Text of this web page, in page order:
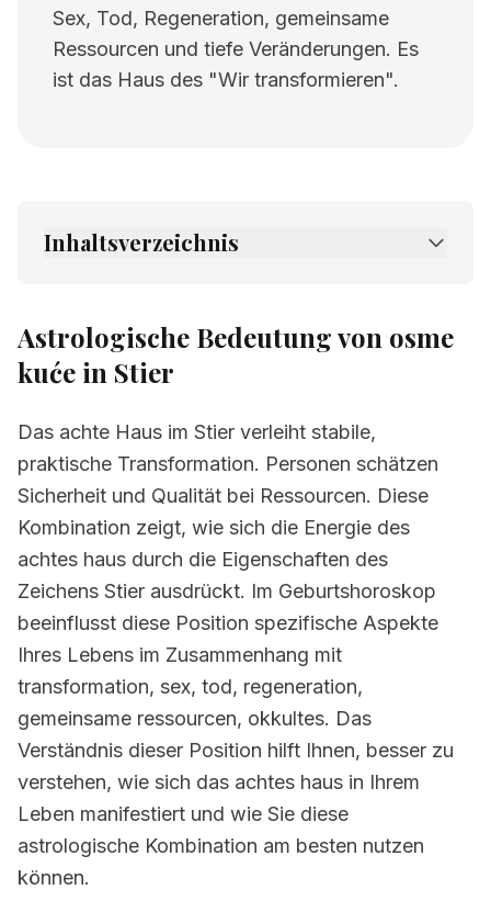
Sex, Tod, Regeneration, gemeinsame
Ressourcen und tiefe Veränderungen. Es
ist das Haus des "Wir transformieren".
Inhaltsverzeichnis
2. Verwandte Seiten
Astrologische Bedeutung von osme
kuće in Stier
Das achte Haus im Stier verleiht stabile,
praktische Transformation. Personen schätzen
Sicherheit und Qualität bei Ressourcen. Diese
Kombination zeigt, wie sich die Energie des
achtes haus durch die Eigenschaften des
Zeichens Stier ausdrückt. Im Geburtshoroskop
beeinflusst diese Position spezifische Aspekte
Ihres Lebens im Zusammenhang mit
transformation, sex, tod, regeneration,
gemeinsame ressourcen, okkultes. Das
Verständnis dieser Position hilft Ihnen, besser zu
verstehen, wie sich das achtes haus in Ihrem
Leben manifestiert und wie Sie diese
astrologische Kombination am besten nutzen
können.